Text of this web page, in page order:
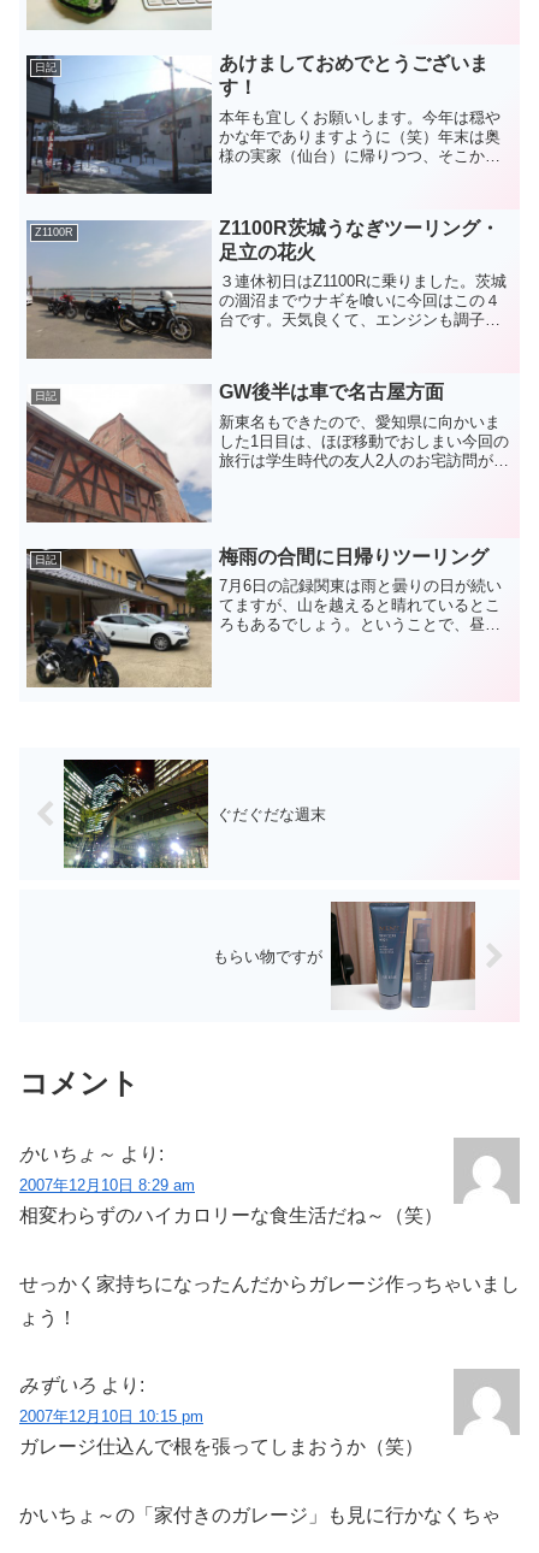
泊1月1日 帰宅（常磐道は福島経由で帰
ってきまし...
日記
あけましておめでとうございま
す！
本年も宜しくお願いします。今年は穏や
かな年でありますように（笑）年末は奥
様の実家（仙台）に帰りつつ、そこから
に戻ってきました。あえて高...
Z1100R
Z1100R茨城うなぎツーリング・
足立の花火
３連休初日はZ1100Rに乗りました。茨城
の涸沼までウナギを喰いに今回はこの４
台です。天気良くて、エンジンも調子よ
ですよ！どちらも。早く喰いたくて山椒
をぶちまけてしまった...
日記 GW後半は車で名古屋方面
新東名もできたので、愛知県に向かいま
した1日目は、ほぼ移動でおしまい今回の
旅行は学生時代の友人2人のお宅訪問が目
日記 梅雨の合間に日帰りツーリング
7月6日の記録関東は雨と曇りの日が続い
てますが、山を越えると晴れているとこ
ろもあるでしょう。ということで、昼に
ぐだぐだな週末
もらい物ですが
コメント
かいちょ～ より:
2007年12月10日 8:29 am
相変わらずのハイカロリーな食生活だね～（笑）
せっかく家持ちになったんだからガレージ作っちゃいまし
ょう！
みずいろ より:
2007年12月10日 10:15 pm
ガレージ仕込んで根を張ってしまおうか（笑）
かいちょ～の「家付きのガレージ」も見に行かなくちゃ